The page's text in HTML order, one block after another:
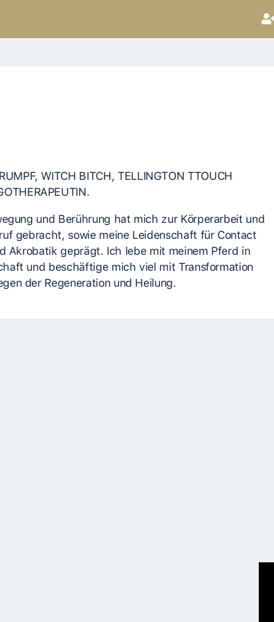
WITCH BITCH, TELLINGTON TTOUCH
und Berührung hat mich zur Körperarbeit und
gebracht, sowie meine Leidenschaft für Contact
Akrobatik geprägt. Ich lebe mit meinem Pferd in
und beschäftige mich viel mit Transformation
der Regeneration und Heilung.